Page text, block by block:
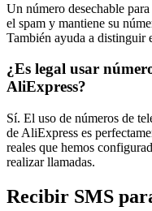
Un número desechable
el spam y mantiene su
También ayuda a distinguir
¿Es legal usar
AliExpress?
Sí. El uso de números de
de AliExpress es
reales que hemos
realizar llamadas.
Recibir SMS